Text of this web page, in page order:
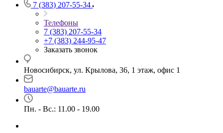
7 (383) 207-55-34
Телефоны
7 (383) 207-55-34
+7 (383) 244-95-47
Заказать звонок
Новосибирск, ул. Крылова, 36, 1 этаж, офис 1
bauarte@bauarte.ru
Пн. - Вс.: 11.00 - 19.00